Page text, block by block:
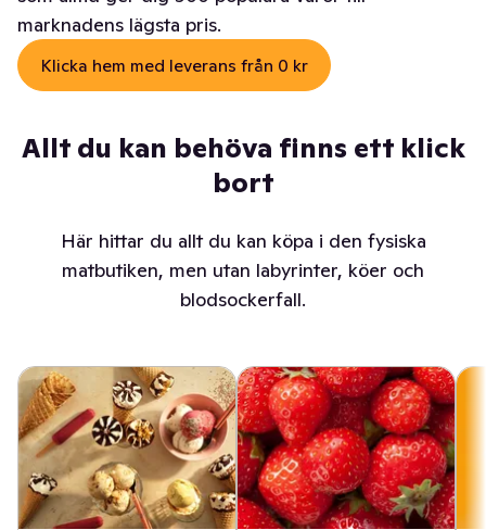
marknadens lägsta pris.
Klicka hem med leverans från 0 kr
Allt du kan behöva finns ett klick
bort
Här hittar du allt du kan köpa i den fysiska
matbutiken, men utan labyrinter, köer och
blodsockerfall.